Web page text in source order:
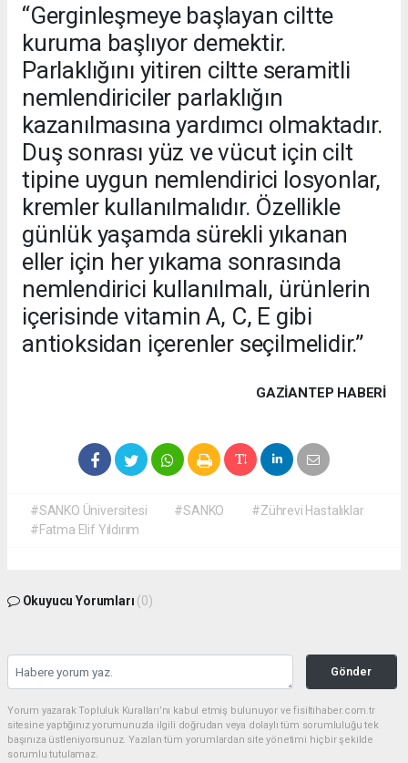
“Gerginleşmeye başlayan ciltte
kuruma başlıyor demektir.
Parlaklığını yitiren ciltte seramitli
nemlendiriciler parlaklığın
kazanılmasına yardımcı olmaktadır.
Duş sonrası yüz ve vücut için cilt
tipine uygun nemlendirici losyonlar,
kremler kullanılmalıdır. Özellikle
günlük yaşamda sürekli yıkanan
eller için her yıkama sonrasında
nemlendirici kullanılmalı, ürünlerin
içerisinde vitamin A, C, E gibi
antioksidan içerenler seçilmelidir.”
GAZIANTEP HABERİ
#SANKO Üniversitesi #SANKO
#Zührevi Hastalıklar
#Fatma Elif Yıldırım
Okuyucu Yorumları (0)
Gönder
Yorum yazarak Topluluk Kuralları’nı kabul etmiş bulunuyor ve fisiltihaber.com.tr
sitesine yaptığınız yorumunuzla ilgili doğrudan veya dolaylı tüm sorumluluğu tek
başınıza üstleniyorsunuz. Yazılan tüm yorumlardan site yönetimi hiçbir şekilde
sorumlu tutulamaz.